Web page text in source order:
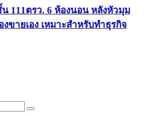
111ตรว. 6 ห้องนอน หลังหัวมุม
งขายเอง เหมาะสำหรับทำธุรกิจ